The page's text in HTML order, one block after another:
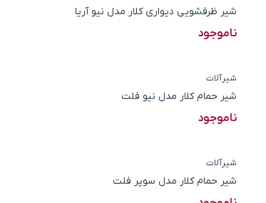
شیر ظرفشویی دیواری کلار مدل نیو آریا
ناموجود
شیرآلات
شیر حمام کلار مدل نیو فلت
ناموجود
شیرآلات
شیر حمام کلار مدل سوپر فلت